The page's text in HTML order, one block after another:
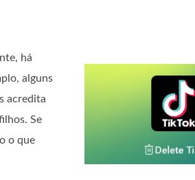
há
alguns
acredita
Se
o que